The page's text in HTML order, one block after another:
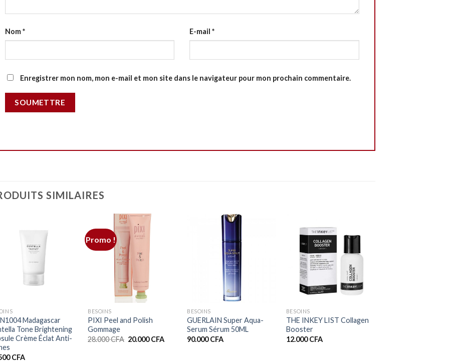
Nom* E-mail*
Enregistrer mon nom, mon e-mail et mon site dans le navigateur pour mon prochain commentaire.
SIMILAIRES
Madagascar
Tone Brightening
Crème Éclat Anti-
CFA
Promo !
BESOINS
PIXI Peel and Polish
Gommage
28.000CFA Le
20.000CFALe
BESOINS
GUERLAIN Super Aqua-
Serum Sérum 50ML
90.000CFA
+
BESOINS
THE INKEY LIST Collagen
Booster
12.000CFA